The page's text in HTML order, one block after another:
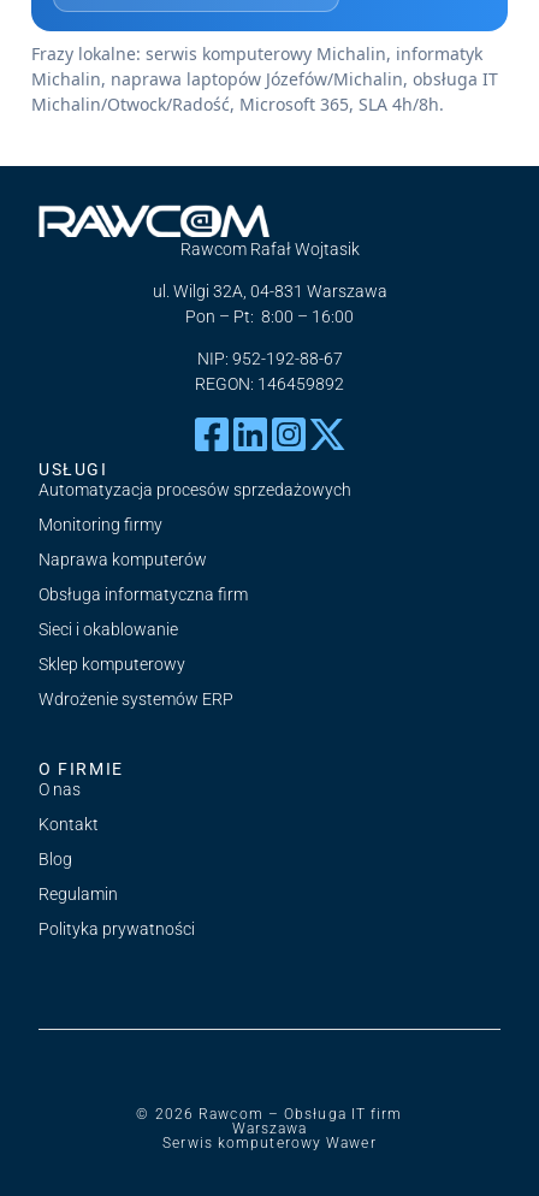
Frazy lokalne: serwis komputerowy Michalin, informatyk
Michalin, naprawa laptopów Józefów/Michalin, obsługa IT
Michalin/Otwock/Radość, Microsoft 365, SLA 4h/8h.
Rawcom Rafał Wojtasik
ul. Wilgi 32A, 04-831 Warszawa
Pon – Pt: 8:00 – 16:00
NIP: 952-192-88-67
REGON: 146459892
USŁUGI
Automatyzacja procesów sprzedażowych
Monitoring firmy
Naprawa komputerów
Obsługa informatyczna firm
Sieci i okablowanie
Sklep komputerowy
Wdrożenie systemów ERP
O FIRMIE
O nas
Kontakt
Blog
Regulamin
Polityka prywatności
© 2026 Rawcom – Obsługa IT firm
Warszawa
Serwis komputerowy Wawer